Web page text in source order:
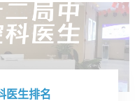
医生排名